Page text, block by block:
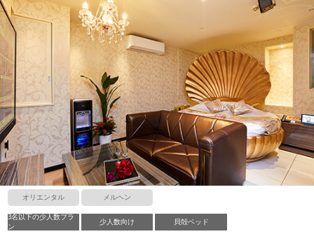
オリエンタル メルヘン
3名以下の少人数プラ
ン
少人数向け 貝殻ベッド